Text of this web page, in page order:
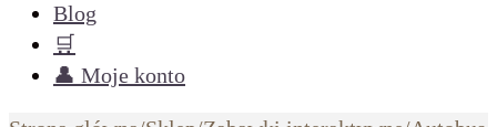
Blog
🛒
👤 Moje konto